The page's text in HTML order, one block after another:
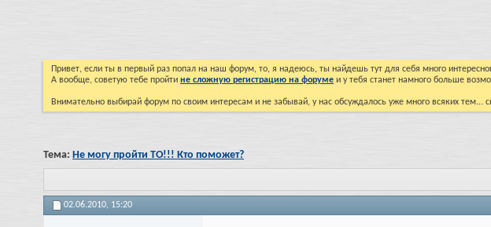
Привет, если ты в первый раз попал на наш форум, то, я надеюсь, ты найдешь тут для себя много
А вообще, советую тебе пройти не сложную регистрацию на форуме и у тебя станет намного больше
Внимательно выбирай форум по своим интересам и не забывай, у нас обсуждалось уже много всяких
Тема: Не могу пройти ТО!!! Кто поможет?
02.06.2010, 15:20